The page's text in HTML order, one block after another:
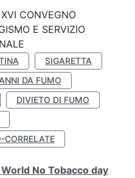
CONVEGNO
E SERVIZIO
SIGARETTA
DA FUMO
DIVIETO DI FUMO
CORRELATE
No Tobacco day